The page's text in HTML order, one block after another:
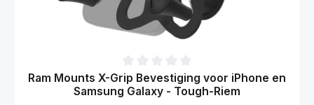
Gemiddelde waardering van 0 van 5 sterren
Ram Mounts X-Grip Bevestiging voor iPhone en
Samsung Galaxy - Tough-Riem